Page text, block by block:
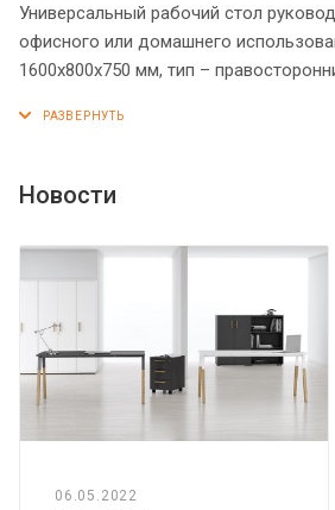
Универсальный рабочий стол
офисного или домашнего
1600х800х750 мм, тип –
столешницей из ЛДСП 18 мм с
Прочные опоры из ЛДСП 54 мм
кромка ПВХ. Конструкция стола
силовыми креплениями –
Регулируемые по высоте опоры
устойчивость на неровном полу.
Новости
06.05.2022